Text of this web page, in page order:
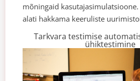
mõningaid kasutajasimulatsioone.
alati hakkama keeruliste
Tarkvara testimise
ühiktestimine